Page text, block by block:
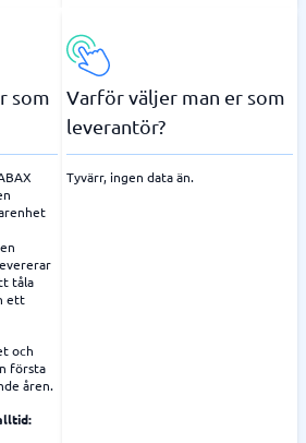
som
tåla
ett
och
första
åren.
Varför väljer man er som
leverantör?
Tyvärr, ingen data än.